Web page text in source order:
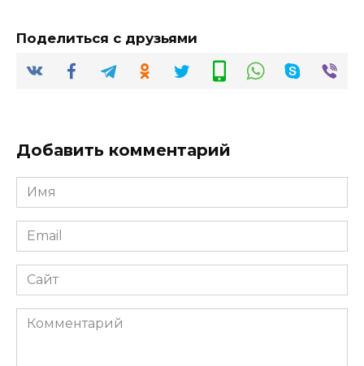
Поделиться с друзьями
Добавить комментарий
Имя
*
Email
*
Сайт
Комментарий